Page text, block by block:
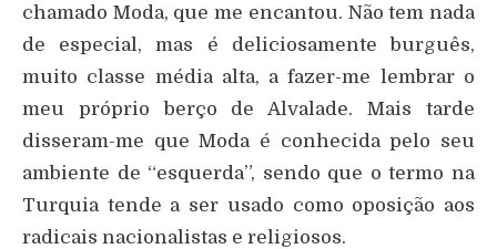
chamado Moda, que me encantou. Não tem nada
de especial, mas é deliciosamente burguês,
muito classe média alta, a fazer-me lembrar o
meu próprio berço de Alvalade. Mais tarde
disseram-me que Moda é conhecida pelo seu
ambiente de “esquerda”, sendo que o termo na
Turquia tende a ser usado como oposição aos
radicais nacionalistas e religiosos.